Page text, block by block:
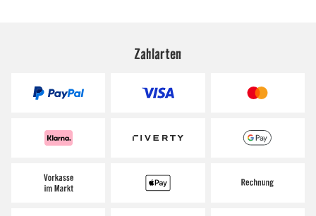
Zahlarten